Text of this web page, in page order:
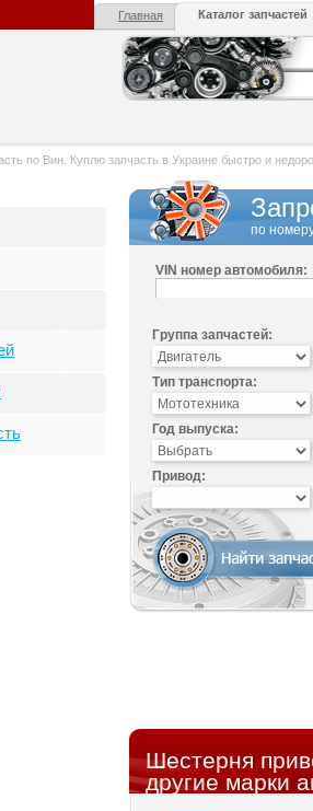
Главная Каталог запчастей
по Вин. Куплю запчасть в Украине быстро и
по
VIN номер автомобиля:
Группа запчастей:
Тип транспорта:
Год выпуска:
Привод:
Шестерня
другие марки